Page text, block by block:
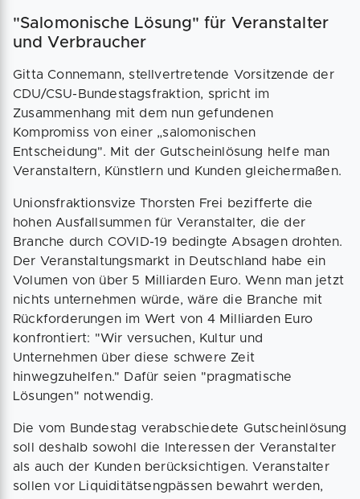
"Salomonische Lösung" für Veranstalter
und Verbraucher
Gitta Connemann, stellvertretende Vorsitzende der
CDU/CSU-Bundestagsfraktion, spricht im
Zusammenhang mit dem nun gefundenen
Kompromiss von einer „salomonischen
Entscheidung". Mit der Gutscheinlösung helfe man
Veranstaltern, Künstlern und Kunden gleichermaßen.
Unionsfraktionsvize Thorsten Frei bezifferte die
hohen Ausfallsummen für Veranstalter, die der
Branche durch COVID-19 bedingte Absagen drohten.
Der Veranstaltungsmarkt in Deutschland habe ein
Volumen von über 5 Milliarden Euro. Wenn man jetzt
nichts unternehmen würde, wäre die Branche mit
Rückforderungen im Wert von 4 Milliarden Euro
konfrontiert: "Wir versuchen, Kultur und
Unternehmen über diese schwere Zeit
hinwegzuhelfen." Dafür seien "pragmatische
Lösungen" notwendig.
Die vom Bundestag verabschiedete Gutscheinlösung
soll deshalb sowohl die Interessen der Veranstalter
als auch der Kunden berücksichtigen. Veranstalter
sollen vor Liquiditätsengpässen bewahrt werden,